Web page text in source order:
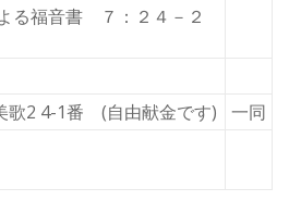
る福音書 ７：２４－２
歌2 4-1番 (自由献金です)
一同